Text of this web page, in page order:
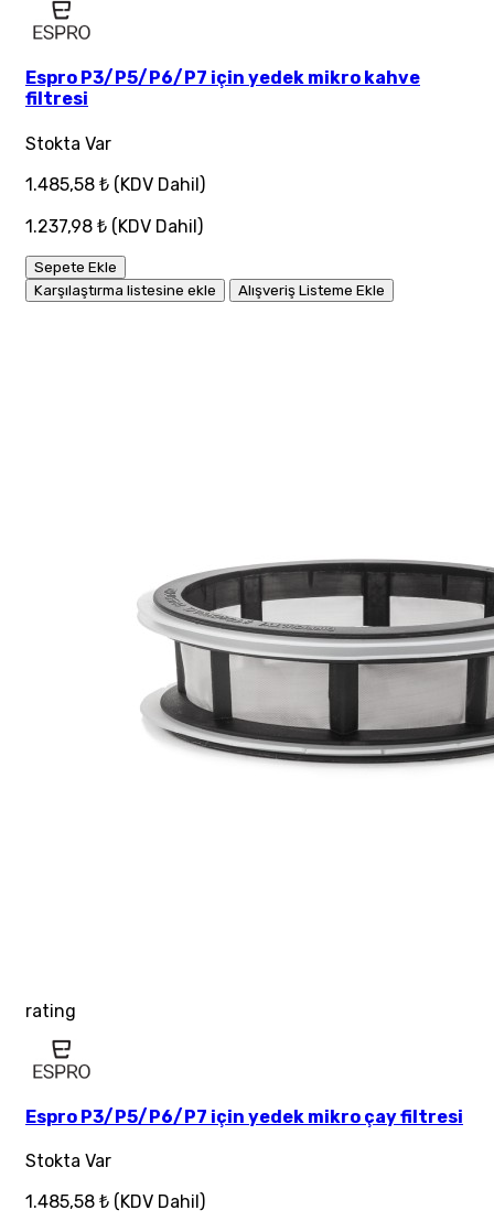
Espro P3/P5/P6/P7 için yedek mikro kahve
filtresi
Stokta Var
1.485,58 ₺ (KDV Dahil)
1.237,98 ₺ (KDV Dahil)
Sepete Ekle
Karşılaştırma listesine ekle
Alışveriş Listeme Ekle
rating
Espro P3/P5/P6/P7 için yedek mikro çay filtresi
Stokta Var
1.485,58 ₺ (KDV Dahil)